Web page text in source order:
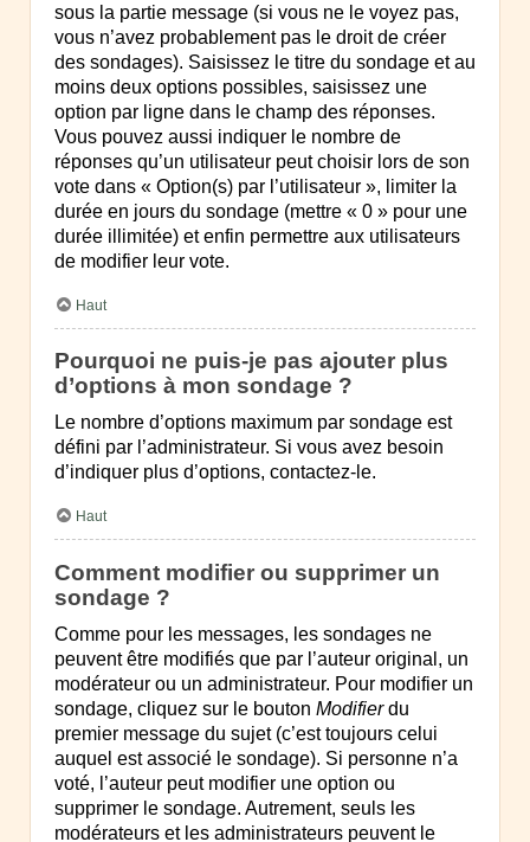
sous la partie message (si vous ne le voyez pas,
vous n’avez probablement pas le droit de créer
des sondages). Saisissez le titre du sondage et au
moins deux options possibles, saisissez une
option par ligne dans le champ des réponses.
Vous pouvez aussi indiquer le nombre de
réponses qu’un utilisateur peut choisir lors de son
vote dans « Option(s) par l’utilisateur », limiter la
durée en jours du sondage (mettre « 0 » pour une
durée illimitée) et enfin permettre aux utilisateurs
de modifier leur vote.
Haut
Pourquoi ne puis-je pas ajouter plus
d’options à mon sondage ?
Le nombre d’options maximum par sondage est
défini par l’administrateur. Si vous avez besoin
d’indiquer plus d’options, contactez-le.
Haut
Comment modifier ou supprimer un
sondage ?
Comme pour les messages, les sondages ne
peuvent être modifiés que par l’auteur original, un
modérateur ou un administrateur. Pour modifier un
sondage, cliquez sur le bouton Modifierdu
premier message du sujet (c’est toujours celui
auquel est associé le sondage). Si personne n’a
voté, l’auteur peut modifier une option ou
supprimer le sondage. Autrement, seuls les
modérateurs et les administrateurs peuvent le